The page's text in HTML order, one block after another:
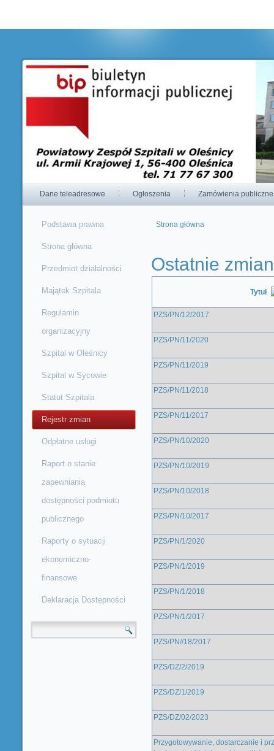
Dane teleadresowe Ogłoszenia Zamówienia publiczne
Podstawa prawna
Strona główna
Przedmiot działalności
Majątek Szpitala
Regulamin
organizacyjny
Szpital w Oleśnicy
Szpital w Sycowie
Statut Szpitala
Rejestr zmian
Odpłatne usługi
Raport o stanie
zapewniania
dostępności podmiotu
publicznego
Raporty o sytuacji
ekonomiczno-
finansowe
Deklaracja Dostępności
Formularz wyszukiwania
Strona główna
Ostatnie
Tytuł
PZS/PN/12/2017
PZS/PN/11/2020
PZS/PN/11/2019
PZS/PN/11/2018
PZS/PN/11/2017
PZS/PN/10/2020
PZS/PN/10/2019
PZS/PN/10/2018
PZS/PN/10/2017
PZS/PN/1/2020
PZS/PN/1/2019
PZS/PN/1/2018
PZS/PN/1/2017
PZS/PN//18/2017
PZS/DZ/2/2019
PZS/DZ/1/2019
PZS/DZ/02/2023
Przygotowywanie, dostarczanie i